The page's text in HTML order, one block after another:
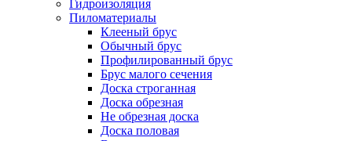
Гидроизоляция
Пиломатериалы
Клееный брус
Обычный брус
Профилированный брус
Брус малого сечения
Доска строганная
Доска обрезная
Не обрезная доска
Доска половая